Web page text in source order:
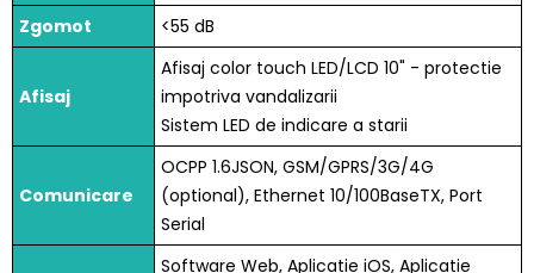
Zgomot
<55 dB
Afisaj
Afisaj color touch LED/LCD 10" - protectie
impotriva vandalizarii
Sistem LED de indicare a starii
Comunicare
OCPP 1.6JSON, GSM/GPRS/3G/4G
(optional), Ethernet 10/100BaseTX, Port
Serial
Software Web, Aplicatie iOS, Aplicatie